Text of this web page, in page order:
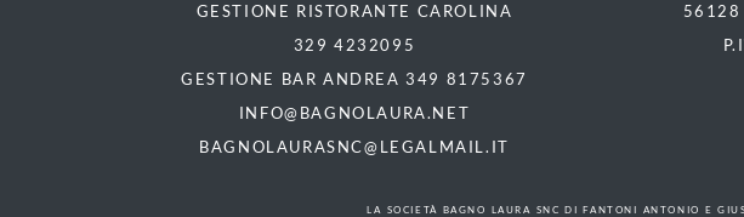
GESTIONE RISTORANTE CAROLINA
329 4232095
GESTIONE BAR ANDREA349 8175367
INFO@BAGNOLAURA.NET
BAGNOLAURASNC@LEGALMAIL.IT
56128
LA SOCIETÀ BAGNO LAURA SNC DI FANTONI ANTONIO E